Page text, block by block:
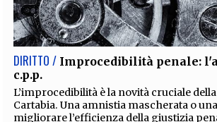
EXTRA
CODICI RUBRICHE LIBRI PROCEEDINGS
SOCIAL MEDIA
DIRITTO / Improcedibilità penale:
c.p.p.
L’improcedibilità è la novità cruciale
Cartabia. Una amnistia mascherata o
migliorare l’efficienza della giustizia